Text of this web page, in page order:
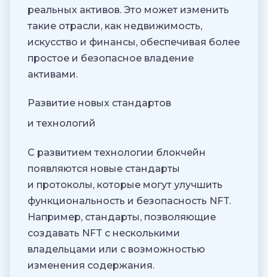
реальных активов. Это может изменить
такие отрасли, как недвижимость,
искусство и финансы, обеспечивая более
простое и безопасное владение
активами.
Развитие новых стандартов
и технологий
С развитием технологии блокчейн
появляются новые стандарты
и протоколы, которые могут улучшить
функциональность и безопасность NFT.
Например, стандарты, позволяющие
создавать NFT с несколькими
владельцами или с возможностью
изменения содержания.